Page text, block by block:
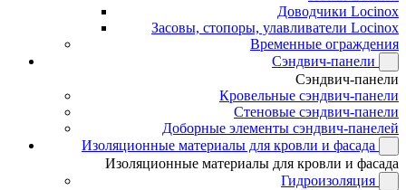
Доводчики Locinox
Засовы, стопоры, улавливатели Locinox
Временные ограждения
Сэндвич-панели
Сэндвич-панели
Кровельные сэндвич-панели
Стеновые сэндвич-панели
Доборные элементы сэндвич-панелей
Изоляционные материалы для кровли и фасада
Изоляционные материалы для кровли и фасада
Гидроизоляция